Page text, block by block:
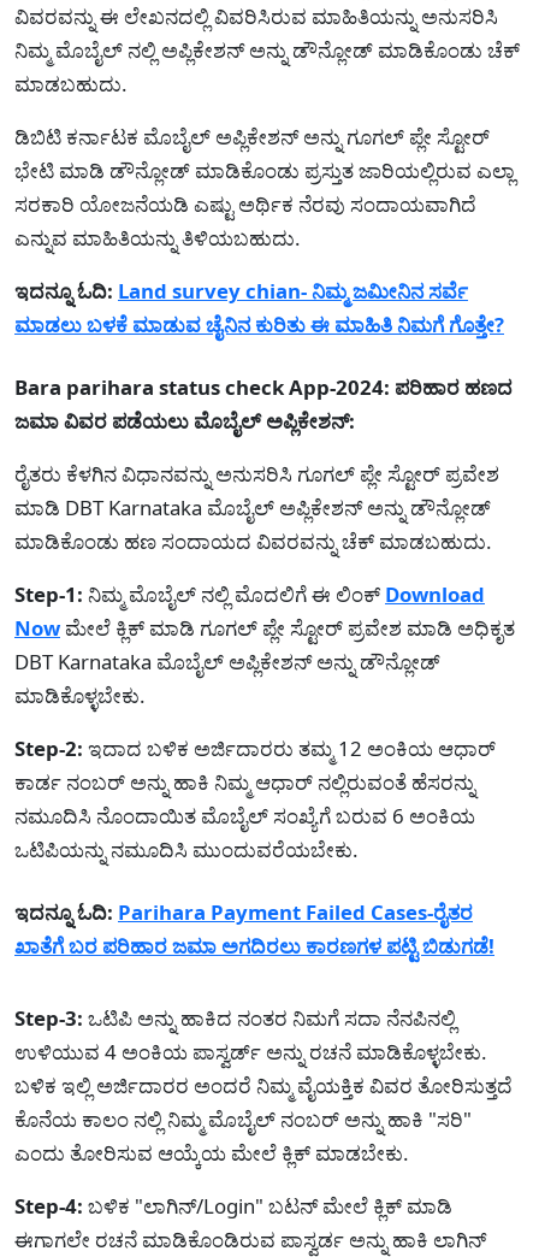
ವಿವರವನ್ನು ಈ ಲೇಖನದಲ್ಲಿ ವಿವರಿಸಿರುವ ಮಾಹಿತಿಯನ್ನು ಅನುಸರಿಸಿ
ನಿಮ್ಮ ಮೊಬೈಲ್ ನಲ್ಲಿ ಅಪ್ಲಿಕೇಶನ್ ಅನ್ನು ಡೌನ್ಲೋಡ್ ಮಾಡಿಕೊಂಡು ಚೆಕ್
ಮಾಡಬಹುದು.
ಡಿಬಿಟಿ ಕರ್ನಾಟಕ ಮೊಬೈಲ್ ಅಪ್ಲಿಕೇಶನ್ ಅನ್ನು ಗೂಗಲ್ ಪ್ಲೇ ಸ್ಟೋರ್
ಭೇಟಿ ಮಾಡಿ ಡೌನ್ಲೋಡ್ ಮಾಡಿಕೊಂಡು ಪ್ರಸ್ತುತ ಜಾರಿಯಲ್ಲಿರುವ ಎಲ್ಲಾ
ಸರಕಾರಿ ಯೋಜನೆಯಡಿ ಎಷ್ಟು ಅರ್ಥಿಕ ನೆರವು ಸಂದಾಯವಾಗಿದೆ
ಎನ್ನುವ ಮಾಹಿತಿಯನ್ನು ತಿಳಿಯಬಹುದು.
ಇದನ್ನೂ ಓದಿ: Land survey chian- ನಿಮ್ಮ ಜಮೀನಿನ ಸರ್ವೆ
ಮಾಡಲು ಬಳಕೆ ಮಾಡುವ ಚೈನಿನ ಕುರಿತು ಈ ಮಾಹಿತಿ ನಿಮಗೆ ಗೊತ್ತೇ?
Bara parihara status check App-2024: ಪರಿಹಾರ ಹಣದ
ಜಮಾ ವಿವರ ಪಡೆಯಲು ಮೊಬೈಲ್ ಅಪ್ಲಿಕೇಶನ್:
ರೈತರು ಕೆಳಗಿನ ವಿಧಾನವನ್ನು ಅನುಸರಿಸಿ ಗೂಗಲ್ ಪ್ಲೇ ಸ್ಟೋರ್ ಪ್ರವೇಶ
ಮಾಡಿ DBT Karnataka ಮೊಬೈಲ್ ಅಪ್ಲಿಕೇಶನ್ ಅನ್ನು ಡೌನ್ಲೋಡ್
ಮಾಡಿಕೊಂಡು ಹಣ ಸಂದಾಯದ ವಿವರವನ್ನು ಚೆಕ್ ಮಾಡಬಹುದು.
Step-1: ನಿಮ್ಮ ಮೊಬೈಲ್ ನಲ್ಲಿ ಮೊದಲಿಗೆ ಈ ಲಿಂಕ್ Download
Now ಮೇಲೆ ಕ್ಲಿಕ್ ಮಾಡಿ ಗೂಗಲ್ ಪ್ಲೇ ಸ್ಟೋರ್ ಪ್ರವೇಶ ಮಾಡಿ ಅಧಿಕೃತ
DBT Karnataka ಮೊಬೈಲ್ ಅಪ್ಲಿಕೇಶನ್ ಅನ್ನು ಡೌನ್ಲೋಡ್
ಮಾಡಿಕೊಳ್ಳಬೇಕು.
Step-2: ಇದಾದ ಬಳಿಕ ಅರ್ಜಿದಾರರು ತಮ್ಮ 12 ಅಂಕಿಯ ಆಧಾರ್
ಕಾರ್ಡ ನಂಬರ್ ಅನ್ನು ಹಾಕಿ ನಿಮ್ಮ ಆಧಾರ್ ನಲ್ಲಿರುವಂತೆ ಹೆಸರನ್ನು
ನಮೂದಿಸಿ ನೊಂದಾಯಿತ ಮೊಬೈಲ್ ಸಂಖ್ಯೆಗೆ ಬರುವ 6 ಅಂಕಿಯ
ಒಟಿಪಿಯನ್ನು ನಮೂದಿಸಿ ಮುಂದುವರೆಯಬೇಕು.
ಇದನ್ನೂ ಓದಿ: Parihara Payment Failed Cases-ರೈತರ
ಖಾತೆಗೆ ಬರ ಪರಿಹಾರ ಜಮಾ ಅಗದಿರಲು ಕಾರಣಗಳ ಪಟ್ಟಿ ಬಿಡುಗಡೆ!
Step-3: ಒಟಿಪಿ ಅನ್ನು ಹಾಕಿದ ನಂತರ ನಿಮಗೆ ಸದಾ ನೆನಪಿನಲ್ಲಿ
ಉಳಿಯುವ 4 ಅಂಕಿಯ ಪಾಸ್ವರ್ಡ್ ಅನ್ನು ರಚನೆ ಮಾಡಿಕೊಳ್ಳಬೇಕು.
ಬಳಿಕ ಇಲ್ಲಿ ಅರ್ಜಿದಾರರ ಅಂದರೆ ನಿಮ್ಮ ವೈಯಕ್ತಿಕ ವಿವರ ತೋರಿಸುತ್ತದೆ
ಕೊನೆಯ ಕಾಲಂ ನಲ್ಲಿ ನಿಮ್ಮ ಮೊಬೈಲ್ ನಂಬರ್ ಅನ್ನು ಹಾಕಿ "ಸರಿ"
ಎಂದು ತೋರಿಸುವ ಆಯ್ಕೆಯ ಮೇಲೆ ಕ್ಲಿಕ್ ಮಾಡಬೇಕು.
Step-4: ಬಳಿಕ "ಲಾಗಿನ್/Login" ಬಟನ್ ಮೇಲೆ ಕ್ಲಿಕ್ ಮಾಡಿ
ಈಗಾಗಲೇ ರಚನೆ ಮಾಡಿಕೊಂಡಿರುವ ಪಾಸ್ವರ್ಡ ಅನ್ನು ಹಾಕಿ ಲಾಗಿನ್